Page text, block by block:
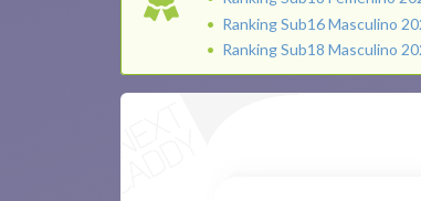
Ranking Sub16 Masculino
Ranking Sub18 Masculino